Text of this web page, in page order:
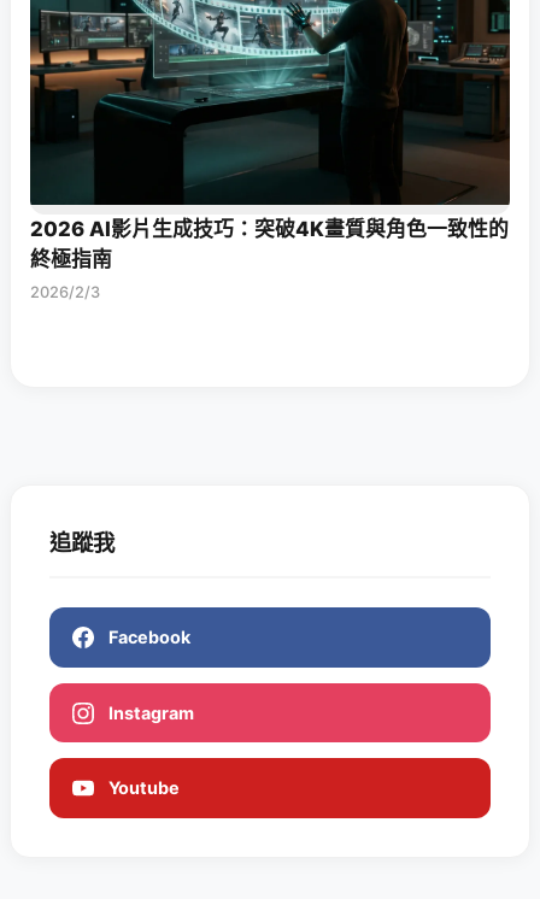
2026 AI影片生成技巧：突破4K畫質與角色一致性的
終極指南
2026/2/3
追蹤我
Facebook
Instagram
Youtube